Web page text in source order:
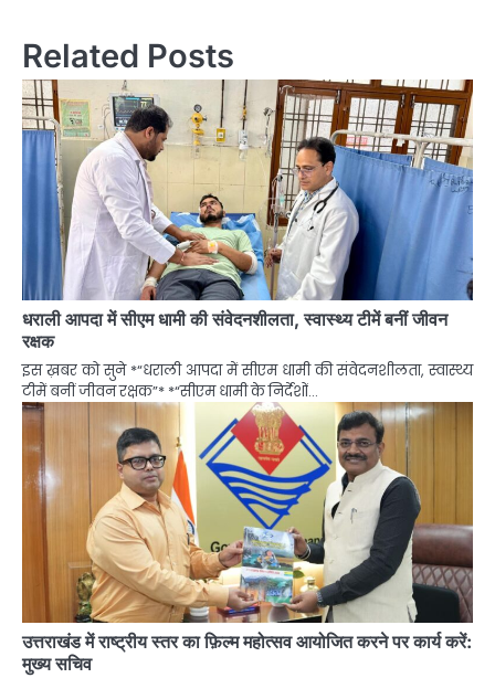
Related Posts
धराली आपदा में सीएम धामी की संवेदनशीलता, स्वास्थ्य टीमें बनीं जीवन
रक्षक
इस ख़बर को सुने *“धराली आपदा में सीएम धामी की संवेदनशीलता, स्वास्थ्य
टीमें बनीं जीवन रक्षक”* *“सीएम धामी के निर्देशों…
उत्तराखंड में राष्ट्रीय स्तर का फ़िल्म महोत्सव आयोजित करने पर कार्य करें:
मुख्य सचिव